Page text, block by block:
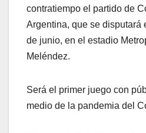
contratiempo el partido de
Argentina, que se disputará
de junio, en el estadio
Meléndez.
Será el primer juego con
medio de la pandemia del